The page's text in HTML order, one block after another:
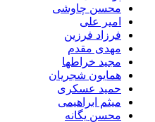
محسن چاوشی
امیر علی
فرزاد فرزین
مهدی مقدم
مجید خراطها
همایون شجریان
حمید عسکری
میثم ابراهیمی
محسن یگانه